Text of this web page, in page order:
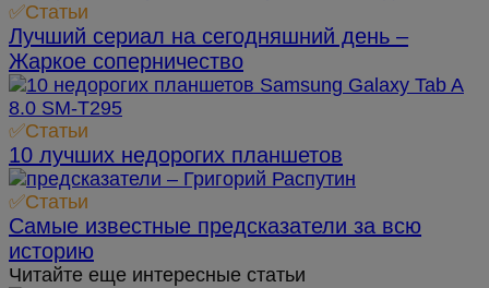
✅Статьи
Лучший сериал на сегодняшний день –
Жаркое соперничество
✅Статьи
10 лучших недорогих планшетов
✅Статьи
Самые известные предсказатели за всю
историю
Читайте еще интересные статьи